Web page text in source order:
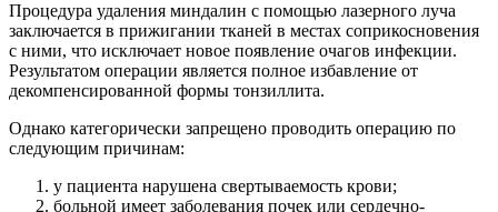
Процедура удаления миндалин с помощью лазерного луча
заключается в прижигании тканей в местах соприкосновения
с ними, что исключает новое появление очагов инфекции.
Результатом операции является полное избавление от
декомпенсированной формы тонзиллита.
Однако категорически запрещено проводить операцию по
следующим причинам:
у пациента нарушена свертываемость крови;
больной имеет заболевания почек или сердечно-